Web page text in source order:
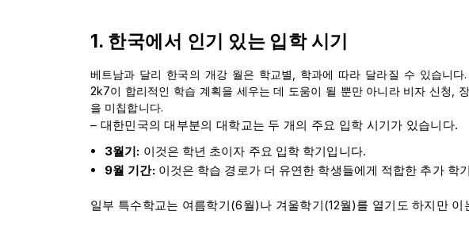
1. 한국에서 인기 있는 입학 시기
베트남과 달리 한국의 개강 월은 학교별, 학과에 따라 달라질 수 있습니
2k7이 합리적인 학습 계획을 세우는 데 도움이 될 뿐만 아니라 비자 신청,
을 미칩합니다.
– 대한민국의 대부분의 대학교는 두 개의 주요 입학 시기가 있습니다.
3월기: 이것은 학년 초이자 주요 입학 학기입니다.
9월 기간: 이것은 학습 경로가 더 유연한 학생들에게 적합한 추가 학
일부 특수학교는 여름학기(6월)나 겨울학기(12월)를 열기도 하지만